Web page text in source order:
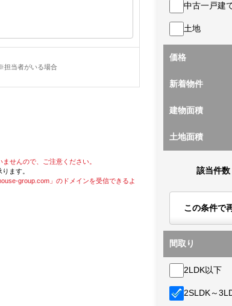
担当者がいる場合
せんので、ご注意ください。
ます。
group.com」のドメインを受信できるよ
中古一戸建
土地
価格
新着物件
建物面積
土地面積
該当件数
この条件で
間取り
2LDK以下
2SLDK～